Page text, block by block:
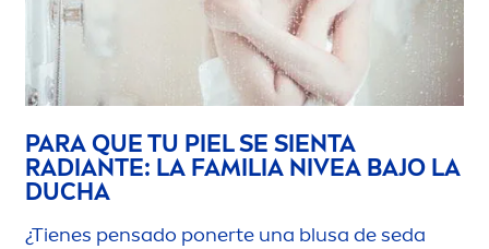
PARA QUE TU PIEL SE SIENTA
RADIANTE: LA FAMILIA NIVEA BAJO LA
DUCHA
¿Tienes pensado ponerte una blusa de seda